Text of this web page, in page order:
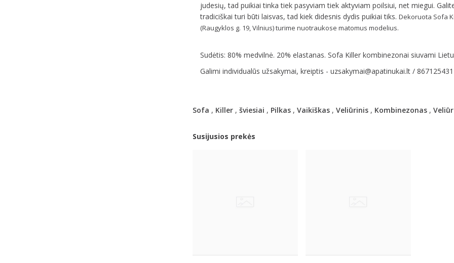
judesių, tad puikiai tinka tiek pasyviam tiek aktyviam poilsiui, net miegui.
tradiciškai turi būti laisvas, tad kiek didesnis dydis puikiai tiks. Dekoruota Sofa
(Raugyklos g. 19, Vilnius)turime nuotraukose matomus modelius.
Sudėtis: 80% medvilnė. 20% elastanas. Sofa Killer kombinezonai siuvami
Galimi individualūs užsakymai, kreiptis - uzsakymai@apatinukai.lt / 867125431
Sofa , Killer, šviesiai , Pilkas, Vaikiškas, Veliūrinis, Kombinezonas,
Susijusios prekės